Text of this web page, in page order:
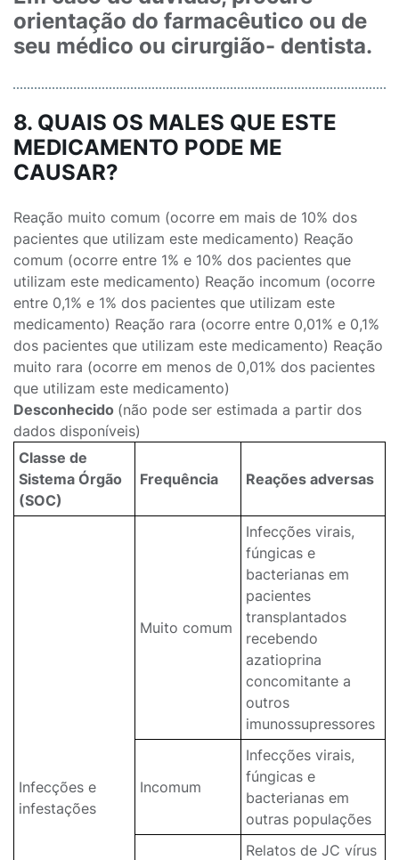
orientação do farmacêutico ou de
seu médico ou cirurgião- dentista.
8. QUAIS OS MALES QUE ESTE
MEDICAMENTO PODE ME
CAUSAR?
Reação muito comum (ocorre em mais de 10% dos
pacientes que utilizam este medicamento) Reação
comum (ocorre entre 1% e 10% dos pacientes que
utilizam este medicamento) Reação incomum (ocorre
entre 0,1% e 1% dos pacientes que utilizam este
medicamento) Reação rara (ocorre entre 0,01% e 0,1%
dos pacientes que utilizam este medicamento) Reação
muito rara (ocorre em menos de 0,01% dos pacientes
que utilizam este medicamento)
Desconhecido (não pode ser estimada a partir dos
dados disponíveis)
Classe de
Sistema Órgão
(SOC)
Frequência Reações adversas
Infecções e
infestações
Muito comum
Infecções virais,
fúngicas e
bacterianas em
pacientes
transplantados
recebendo
azatioprina
concomitante a
outros
imunossupressores
Incomum
Infecções virais,
fúngicas e
bacterianas em
outras populações
Relatos de JC vírus